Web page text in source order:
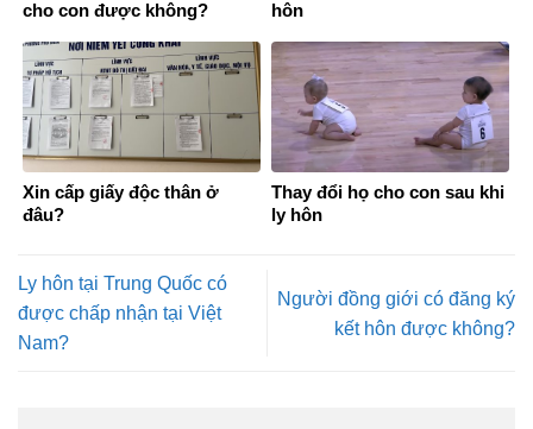
cho con được không?
hôn
Xin cấp giấy độc thân ở
đâu?
Thay đổi họ cho con sau khi
ly hôn
Ly hôn tại Trung Quốc có
được chấp nhận tại Việt
Nam?
Người đồng giới có đăng ký
kết hôn được không?